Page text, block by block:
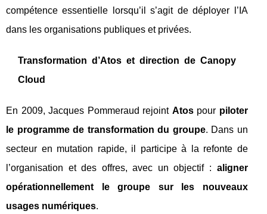
compétence essentielle lorsqu’il s’agit de déployer l’IA
dans les organisations publiques et privées.
Transformation d’Atos et direction de Canopy
Cloud
En 2009, Jacques Pommeraud rejoint Atospour piloter
le programme de transformation du groupe. Dans un
secteur en mutation rapide, il participe à la refonte de
l’organisation et des offres, avec un objectif : aligner
opérationnellement le groupe sur les nouveaux
usages numériques.